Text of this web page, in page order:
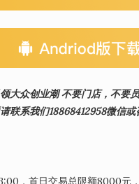
大众创业潮 不要门店，不要
系我们18868412958微信或
，首日交易总限额8000元